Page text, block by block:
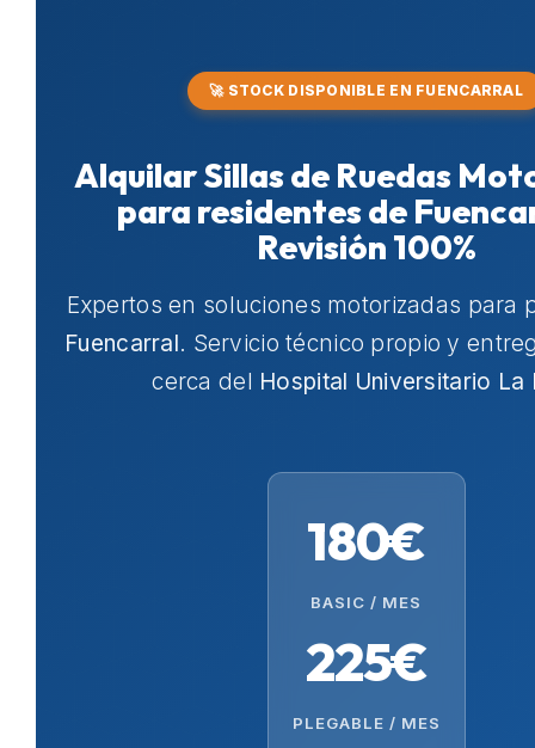
🚀 STOCK DISPONIBLE EN FUENCARRAL
Alquilar Sillas de Ruedas
para residentes de
Revisión 100%
Expertos en soluciones motorizadas para
Fuencarral. Servicio técnico propio y
cerca del Hospital Universitario La
180€
BASIC / MES
225€
PLEGABLE / MES